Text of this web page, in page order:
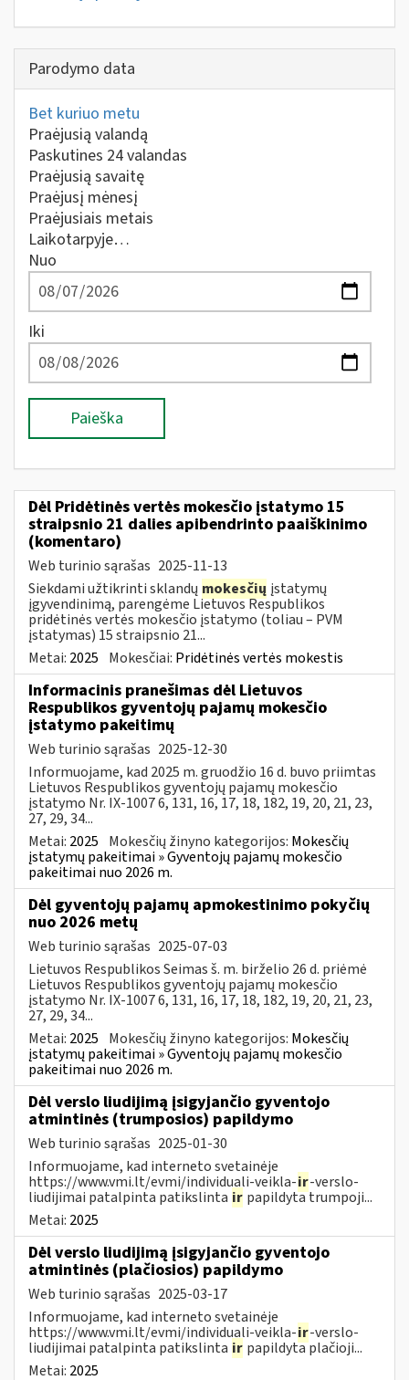
Parodymo data
Bet kuriuo metu
Praėjusią valandą
Paskutines 24 valandas
Praėjusią savaitę
Praėjusį mėnesį
Praėjusiais metais
Laikotarpyje…
Nuo
Iki
Paieška
Dėl Pridėtinės vertės mokesčio įstatymo 15
straipsnio 21 dalies apibendrinto paaiškinimo
(komentaro)
Web turinio sąrašas 2025-11-13
Siekdami užtikrinti sklandų mokesčių įstatymų
įgyvendinimą, parengėme Lietuvos Respublikos
pridėtinės vertės mokesčio įstatymo (toliau – PVM
įstatymas) 15 straipsnio 21...
Metai: 2025 Mokesčiai: Pridėtinės vertės mokestis
Informacinis pranešimas dėl Lietuvos
Respublikos gyventojų pajamų mokesčio
įstatymo pakeitimų
Web turinio sąrašas 2025-12-30
Informuojame, kad 2025 m. gruodžio 16 d. buvo priimtas
Lietuvos Respublikos gyventojų pajamų mokesčio
įstatymo Nr. IX-1007 6, 131, 16, 17, 18, 182, 19, 20, 21, 23,
27, 29, 34...
Metai: 2025 Mokesčių žinyno kategorijos: Mokesčių
įstatymų pakeitimai » Gyventojų pajamų mokesčio
pakeitimai nuo 2026 m.
Dėl gyventojų pajamų apmokestinimo pokyčių
nuo 2026 metų
Web turinio sąrašas 2025-07-03
Lietuvos Respublikos Seimas š. m. birželio 26 d. priėmė
Lietuvos Respublikos gyventojų pajamų mokesčio
įstatymo Nr. IX-1007 6, 131, 16, 17, 18, 182, 19, 20, 21, 23,
27, 29, 34...
Metai: 2025 Mokesčių žinyno kategorijos: Mokesčių
įstatymų pakeitimai » Gyventojų pajamų mokesčio
pakeitimai nuo 2026 m.
Dėl verslo liudijimą įsigyjančio gyventojo
atmintinės (trumposios) papildymo
Web turinio sąrašas 2025-01-30
Informuojame, kad interneto svetainėje
https://www.vmi.lt/evmi/individuali-veikla-ir-verslo-
liudijimai patalpinta patikslinta ir papildyta trumpoji...
Metai: 2025
Dėl verslo liudijimą įsigyjančio gyventojo
atmintinės (plačiosios) papildymo
Web turinio sąrašas 2025-03-17
Informuojame, kad interneto svetainėje
https://www.vmi.lt/evmi/individuali-veikla-ir-verslo-
liudijimai patalpinta patikslinta ir papildyta plačioji...
Metai: 2025